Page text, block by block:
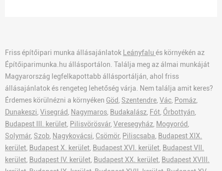
Friss építőipari munka állásajánlatok Leányfalu és környékén az
Építőiparimunka.hu állásportálon. Találja meg az álmai munkáját
Magyarország legfelkapottabb állásportálján, ahol friss
állásajánlatok és rengeteg lehetőség várja. Nem találja amit keres?
Érdemes körülnézni a környéken Göd Szentendre Vác Pomáz
Dunakeszi Visegrád Nagymaros Budakalász Fót Őrbottyán
Budapest III. kerület Pilisvörösvár, Veresegyház Mogyoród
Solymár, Szob Nagykovácsi Csömör, Piliscsaba Budapest XIX.
kerület Budapest X. kerület Budapest XVI. kerület Budapest VII.
kerület Budapest IV. kerület Budapest XX. kerület Budapest XVIII.